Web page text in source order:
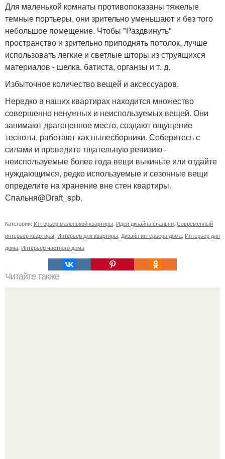
Для маленькой комнаты противопоказаны тяжелые
темные портьеры, они зрительно уменьшают и без того
небольшое помещение. Чтобы "Раздвинуть"
пространство и зрительно приподнять потолок, лучше
использовать легкие и светлые шторы из струящихся
материалов - шелка, батиста, органзы и т. д.
Избыточное количество вещей и аксессуаров.
Нередко в наших квартирах находится множество
совершенно ненужных и неиспользуемых вещей. Они
занимают драгоценное место, создают ощущение
тесноты, работают как пылесборники. Соберитесь с
силами и проведите тщательную ревизию -
неиспользуемые более года вещи выкиньте или отдайте
нуждающимся, редко используемые и сезонные вещи
определите на хранение вне стен квартиры.
Спальня@Draft_spb.
Категории: Интерьер маленькой квартиры, Идеи дизайна спальни, Современный
интерьер квартиры, Интерьер для квартиры, Дизайн интерьера дома, Интерьер для
дома, Интерьер частного дома
Читайте также